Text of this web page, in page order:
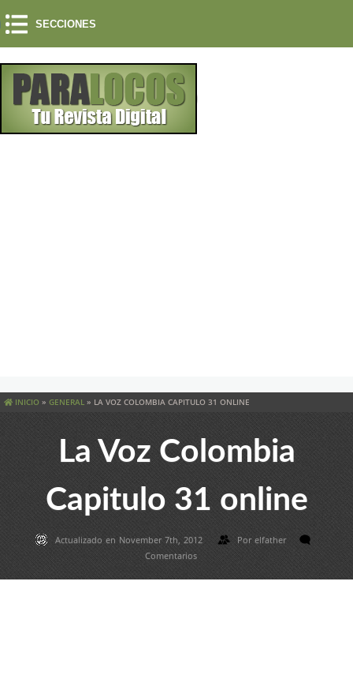
SECCIONES
INICIO » GENERAL » LA VOZ COLOMBIA CAPITULO 31 ONLINE
La Voz Colombia
Capitulo 31 online
Actualizado en November 7th, 2012 Porelfather
Comentarios